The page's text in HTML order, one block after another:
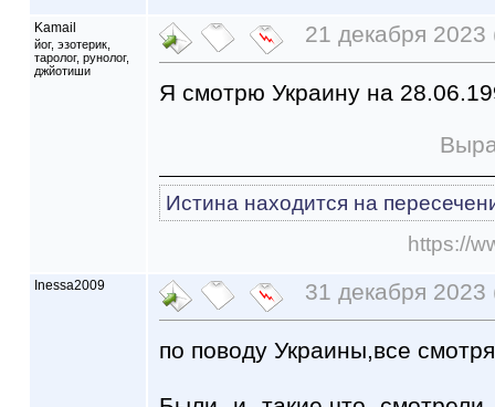
Kamail
йог, эзотерик,
таролог, рунолог,
джйотиши
21 декабря 2023
Я смотрю Украину на
Истина находится на
https://
Inessa2009 31 декабря 2023
по поводу Украины,все